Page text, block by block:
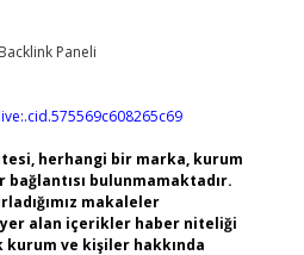
herhangi bir marka, kurum
bulunmamaktadır.
makaleler
yer alan içerikler haber niteliği
kurum ve kişiler hakkında